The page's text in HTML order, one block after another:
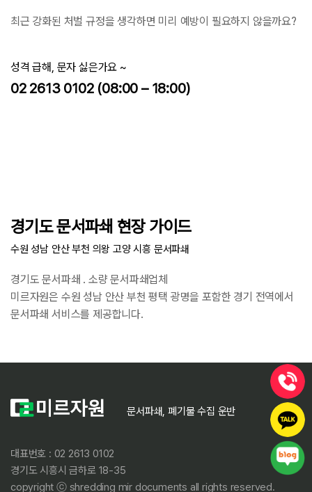
최근 강화된 처벌 규정을 생각하면 미리 예방이 필요하지 않을까요?
성격 급해, 문자 싫은가요 ~
02 2613 0102 (08:00 – 18:00)
경기도 문서파쇄 현장 가이드
수원 성남 안산 부천 의왕 고양 시흥 문서파쇄
경기도 문서파쇄 . 소량 문서파쇄업체
미르자원은 수원 성남 안산 부천 평택 광명을 포함한 경기 전역에서
문서파쇄 서비스를 제공합니다.
문서파쇄, 폐기물 수집 운반
대표번호 : 02 2613 0102
경기도 시흥시 금하로 18-35
copyright ⓒ shredding mir documents all rights reserved.